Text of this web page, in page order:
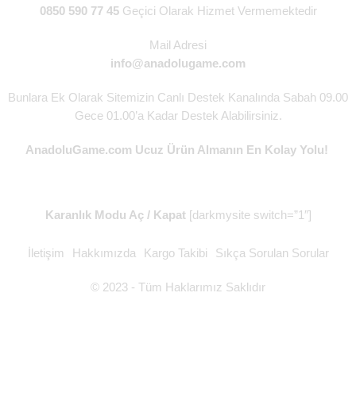
0850 590 77 45Geçici Olarak Hizmet Vermemektedir
Mail Adresi
info@anadolugame.com
Bunlara Ek Olarak Sitemizin Canlı Destek Kanalında Sabah 09.00
Gece 01.00’a Kadar Destek Alabilirsiniz.
AnadoluGame.com Ucuz Ürün Almanın En Kolay Yolu!
Karanlık Modu Aç / Kapat[darkmysite switch=”1″]
İletişim Hakkımızda Kargo Takibi Sıkça Sorulan Sorular
© 2023 - Tüm Haklarımız Saklıdır